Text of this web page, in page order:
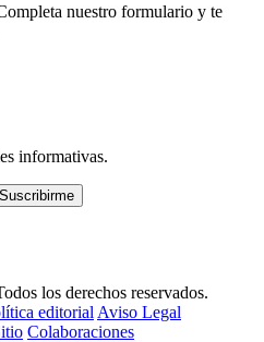
nuestro formulario y te
informativas.
Suscribirme
los derechos reservados.
editorial Aviso Legal
Colaboraciones